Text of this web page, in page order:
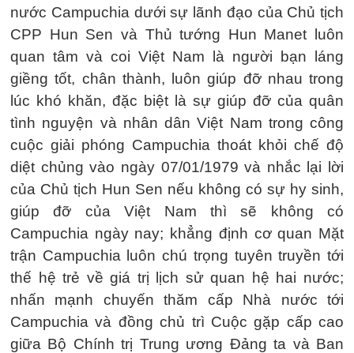
nước Campuchia dưới sự lãnh đạo của Chủ tịch
CPP Hun Sen và Thủ tướng Hun Manet luôn
quan tâm và coi Việt Nam là người bạn láng
giềng tốt, chân thành, luôn giúp đỡ nhau trong
lúc khó khăn, đặc biệt là sự giúp đỡ của quân
tình nguyện và nhân dân Việt Nam trong công
cuộc giải phóng Campuchia thoát khỏi chế độ
diệt chủng vào ngày 07/01/1979 và nhắc lại lời
của Chủ tịch Hun Sen nếu không có sự hy sinh,
giúp đỡ của Việt Nam thì sẽ không có
Campuchia ngày nay; khẳng định cơ quan Mặt
trận Campuchia luôn chú trọng tuyên truyền tới
thế hệ trẻ về giá trị lịch sử quan hệ hai nước;
nhấn mạnh chuyến thăm cấp Nhà nước tới
Campuchia và đồng chủ trì Cuộc gặp cấp cao
giữa Bộ Chính trị Trung ương Đảng ta và Ban